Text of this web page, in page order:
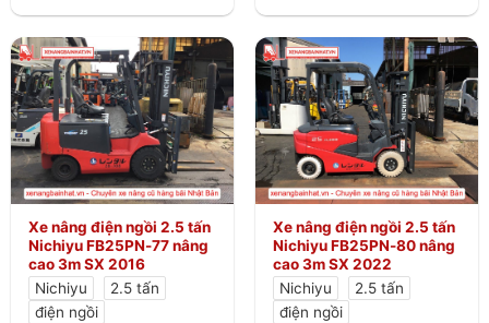
Xe nâng điện ngồi 2.5 tấn
Nichiyu FB25PN-77 nâng
cao 3m SX 2016
Nichiyu
2.5 tấn
điện ngồi
Xe nâng điện ngồi 2.5 tấn
Nichiyu FB25PN-80 nâng
cao 3m SX 2022
Nichiyu
2.5 tấn
điện ngồi